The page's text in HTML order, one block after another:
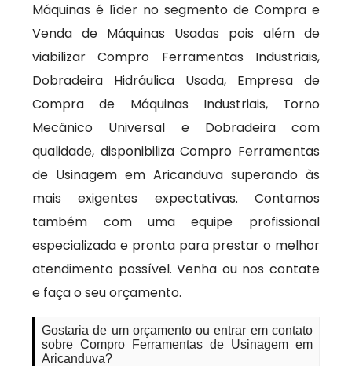
Máquinas é líder no segmento de Compra e
Venda de Máquinas Usadas pois além de
viabilizar Compro Ferramentas Industriais,
Dobradeira Hidráulica Usada, Empresa de
Compra de Máquinas Industriais, Torno
Mecânico Universal e Dobradeira com
qualidade, disponibiliza Compro Ferramentas
de Usinagem em Aricanduva superando às
mais exigentes expectativas. Contamos
também com uma equipe profissional
especializada e pronta para prestar o melhor
atendimento possível. Venha ou nos contate
e faça o seu orçamento.
Gostaria de um orçamento ou entrar em contato
sobre Compro Ferramentas de Usinagem em
Aricanduva?